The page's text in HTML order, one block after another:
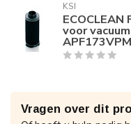
KSI
voor
Vragen over dit